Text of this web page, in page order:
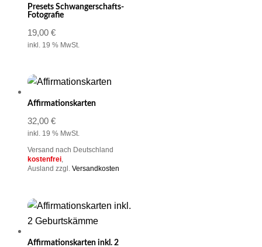
Presets Schwangerschafts-
Fotografie
19,00€
inkl. 19 % MwSt.
Affirmationskarten
32,00€
inkl. 19 % MwSt.
Versand nach Deutschland
kostenfrei,
Ausland zzgl.Versandkosten
Affirmationskarten inkl. 2